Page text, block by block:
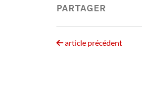
PARTAGER
article précédent